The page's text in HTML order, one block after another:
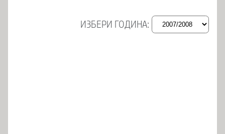
ИЗБЕРИ ГОДИНА: